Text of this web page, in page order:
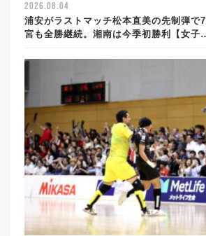
2026.08.04
浦安がラストマッチ松本直美の先制弾で
宮も全勝継続。湘南は今季初勝利【女